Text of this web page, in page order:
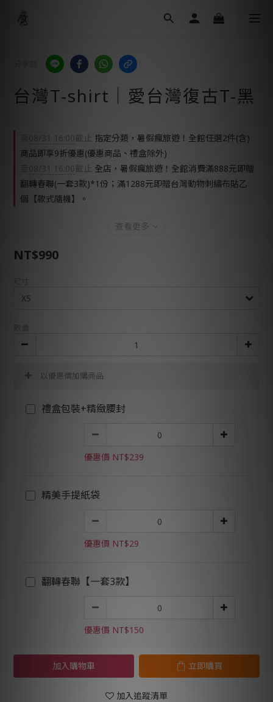
台灣T-shirt│愛台灣復古T-黑
08/31 16:00截止 指定分類，暑假瘋旅遊！全館任選2件(含)
商品即享9折優惠(優惠商品、禮盒除外)
08/31 16:00截止 全店，暑假瘋旅遊！全館消費滿888元即贈
翻轉春聯(一套3款)*1份；滿1288元即贈台灣動物刺繡布貼乙
個【款式隨機】。
查看更多
NT$990
以優惠價加購商品
禮盒包裝+精緻腰封
優惠價 NT$239
精美手提紙袋
優惠價 NT$29
翻轉春聯【一套3款】
優惠價 NT$150
加入購物車 立即購買
加入追蹤清單